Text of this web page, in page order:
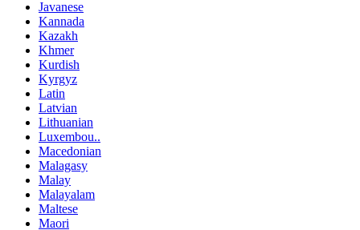
Javanese
Kannada
Kazakh
Khmer
Kurdish
Kyrgyz
Latin
Latvian
Lithuanian
Luxembou..
Macedonian
Malagasy
Malay
Malayalam
Maltese
Maori